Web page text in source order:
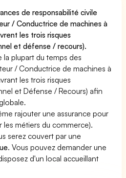
de responsabilité civile
/ Conductrice de machines à
les trois risques
et défense / recours).
la plupart du temps des
/ Conductrice de machines à
les trois risques
et Défense / Recours) afin
rajouter une assurance pour
les métiers du commerce).
serez couvert par une
. Vous pouvez demander une
d'un local accueillant